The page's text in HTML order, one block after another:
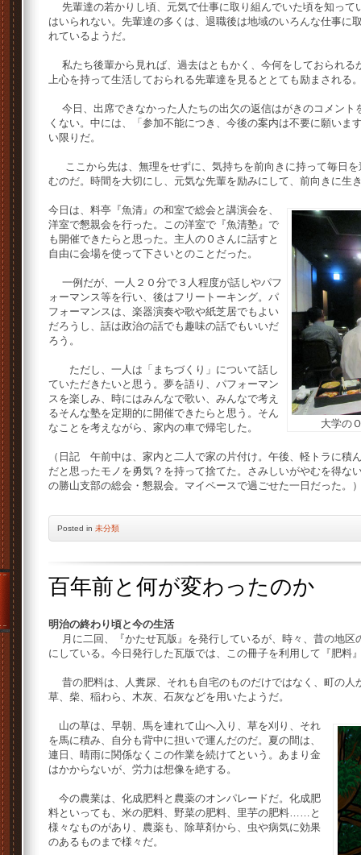
先輩達の若かりし頃、元気で仕事に取り組んでいた頃を知って
はいられない。先輩達の多くは、退職後は地域のいろんな仕事に
れているようだ。
私たち後輩から見れば、過去はともかく、今何をしておられる
上心を持って生活しておられる先輩達を見るととても励まされる
今日、出席できなかった人たちの出欠の返信はがきのコメント
くない。中には、「参加不能につき、今後の案内は不要に願いま
い限りだ。
ここから先は、無理をせずに、気持ちを前向きに持って毎日
むのだ。時間を大切にし、元気な先輩を励みにして、前向きに
大学の
今日は、料亭『魚清』の和室で総会と講演会を、
洋室で懇親会を行った。この洋室で『魚清塾』で
も開催できたらと思った。主人のＯさんに話すと
自由に会場を使って下さいとのことだった。
一例だが、一人２０分で３人程度が話しやパフ
ォーマンス等を行い、後はフリートーキング。パ
フォーマンスは、楽器演奏や歌や紙芝居でもよい
だろうし、話は政治の話でも趣味の話でもいいだ
ろう。
ただし、一人は「まちづくり」について話し
ていただきたいと思う。夢を語り、パフォーマン
スを楽しみ、時にはみんなで歌い、みんなで考え
るそんな塾を定期的に開催できたらと思う。そん
なことを考えながら、家内の車で帰宅した。
（日記 午前中は、家内と二人で家の片付け。午後、軽トラに積
だと思ったモノを勇気？を持って捨てた。さみしいがやむを得な
の勝山支部の総会・懇親会。マイペースで過ごせた一日だった。
Posted in 未分類
百年前と何が変わったのか
明治の終わり頃と今の生活
月に二回、『かたせ瓦版』を発行しているが、時々、昔の地区
にしている。今日発行した瓦版では、この冊子を利用して『肥料
昔の肥料は、人糞尿、それも自宅のものだけではなく、町の人
草、柴、稲わら、木灰、石灰などを用いたようだ。
山の草は、早朝、馬を連れて山へ入り、草を刈り、それ
を馬に積み、自分も背中に担いで運んだのだ。夏の間は、
連日、晴雨に関係なくこの作業を続けてという。あまり金
はかからないが、労力は想像を絶する。
今の農業は、化成肥料と農薬のオンパレードだ。化成肥
料といっても、米の肥料、野菜の肥料、里芋の肥料……と
様々なものがあり、農薬も、除草剤から、虫や病気に効果
のあるものまで様々だ。